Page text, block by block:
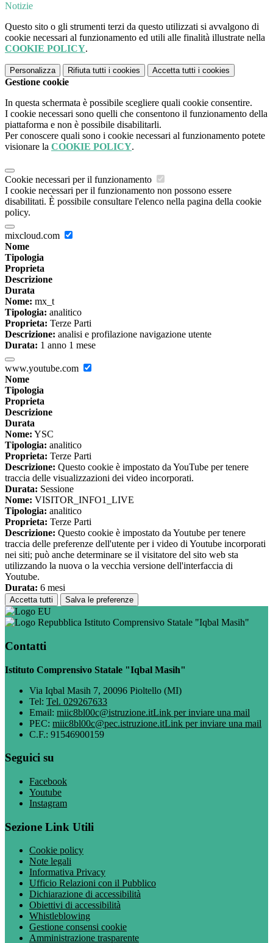
Notizie
Questo sito o gli strumenti terzi da questo utilizzati si avvalgono di
cookie necessari al funzionamento ed utili alle finalità illustrate nella
COOKIE POLICY.
Personalizza Rifiuta tutti i cookies Accetta tutti i cookies
Gestione cookie
In questa schermata è possibile scegliere quali cookie consentire.
I cookie necessari sono quelli che consentono il funzionamento della
piattaforma e non è possibile disabilitarli.
Per conoscere quali sono i cookie necessari al funzionamento potete
visionare la COOKIE POLICY.
Cookie necessari per il funzionamento
I cookie necessari per il funzionamento non possono essere
disabilitati. È possibile consultare l'elenco nella pagina della cookie
policy.
mixcloud.com
Nome
Tipologia
Proprieta
Descrizione
Durata
Nome: mx_t
Tipologia: analitico
Proprieta: Terze Parti
Descrizione: analisi e profilazione navigazione utente
Durata: 1 anno 1 mese
www.youtube.com
Nome
Tipologia
Proprieta
Descrizione
Durata
Nome: YSC
Tipologia: analitico
Proprieta: Terze Parti
Descrizione: Questo cookie è impostato da YouTube per tenere
traccia delle visualizzazioni dei video incorporati.
Durata: Sessione
Nome: VISITOR_INFO1_LIVE
Tipologia: analitico
Proprieta: Terze Parti
Descrizione: Questo cookie è impostato da Youtube per tenere
traccia delle preferenze dell'utente per i video di Youtube incorporati
nei siti; può anche determinare se il visitatore del sito web sta
utilizzando la nuova o la vecchia versione dell'interfaccia di
Youtube.
Durata: 6 mesi
Accetta tutti Salva le preferenze
Istituto Comprensivo Statale "Iqbal Masih"
Contatti
Istituto Comprensivo Statale "Iqbal Masih"
Via Iqbal Masih 7, 20096 Pioltello (MI)
Tel: Tel. 029267633
Email: miic8bl00c@istruzione.itLink per inviare una mail
PEC: miic8bl00c@pec.istruzione.itLink per inviare una mail
C.F.: 91546900159
Seguici su
Facebook
Youtube
Instagram
Sezione Link Utili
Cookie policy
Note legali
Informativa Privacy
Ufficio Relazioni con il Pubblico
Dichiarazione di accessibilità
Obiettivi di accessibilità
Whistleblowing
Gestione consensi cookie
Amministrazione trasparente